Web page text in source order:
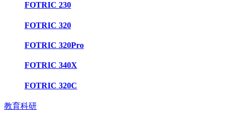
FOTRIC 230
FOTRIC 320
FOTRIC 320Pro
FOTRIC 340X
FOTRIC 320C
教育科研